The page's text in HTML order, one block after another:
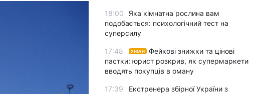
18:00
Яка кімнатна рослина вам
подобається: психологічний тест на
суперсилу
17:48 УНІАН
Фейкові знижки та цінові
пастки: юрист розкрив, як супермаркети
вводять покупців в оману
17:39
Екстренера збірної України з